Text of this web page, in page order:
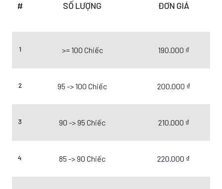
# SỐ LƯỢNG ĐƠN GIÁ
1 >= 100 Chiếc 190.000 ₫
2 95 -> 100 Chiếc 200.000 ₫
3 90 -> 95 Chiếc 210.000 ₫
4 85 -> 90 Chiếc 220.000 ₫